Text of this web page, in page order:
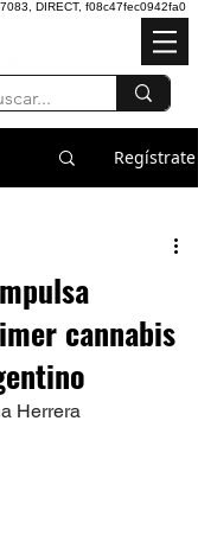
DIRECT, f08c47fec0942fa0
Regístrate
cannabis
Herrera